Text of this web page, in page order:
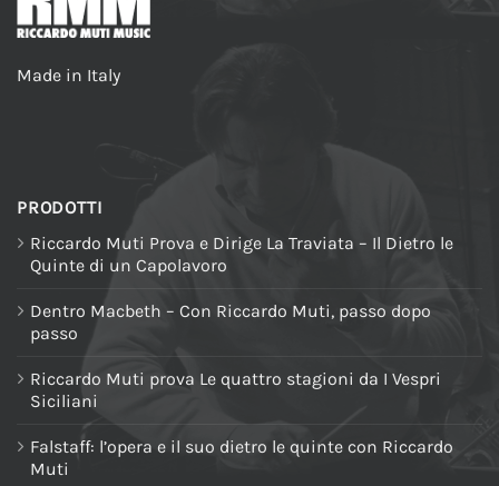
Made in Italy
PRODOTTI
Riccardo Muti Prova e Dirige La Traviata – Il Dietro le
Quinte di un Capolavoro
Dentro Macbeth – Con Riccardo Muti, passo dopo
passo
Riccardo Muti prova Le quattro stagioni da I Vespri
Siciliani
Falstaff: l’opera e il suo dietro le quinte con Riccardo
Muti